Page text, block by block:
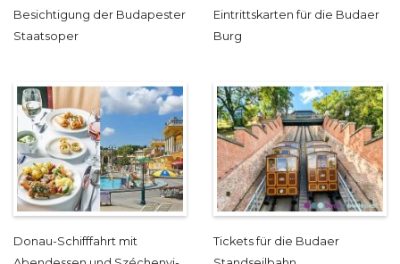
Besichtigung der Budapester
Staatsoper
Eintrittskarten für die Budaer
Burg
Donau-Schifffahrt mit
Tickets für die Budaer